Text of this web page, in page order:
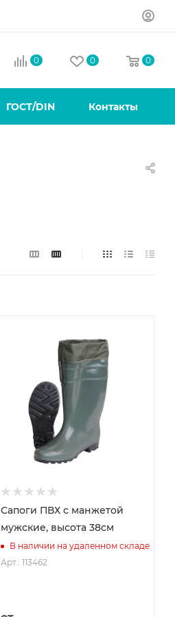
0 0 0
ГОСТ/DIN Контакты
Сапоги ПВХ с манжетой
мужские, высота 38см
В наличии на удаленном складе
Арт.: 113462